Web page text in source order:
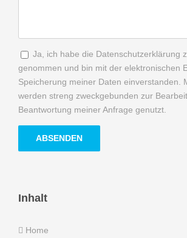
Ja, ich habe die Datenschutzerklärung
genommen und bin mit der elektronischen
Speicherung meiner Daten einverstanden.
werden streng zweckgebunden zur
Beantwortung meiner Anfrage genutzt.
Inhalt
Home